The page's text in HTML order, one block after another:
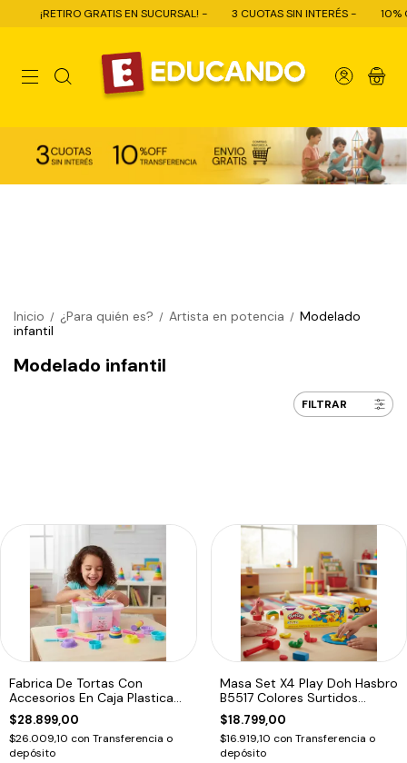
GRATIS EN SUCURSAL! - 3 CUOTAS SIN INTERÉS - 10% OFF CON
0
Inicio / ¿Para quién es? / Artista en potencia / Modelado
infantil
Modelado infantil
FILTRAR
Fabrica De Tortas Con
Accesorios En Caja Plastica
Tiny
$28.899,00
$26.009,10 con Transferencia o
depósito
Masa Set X4 Play Doh Hasbro
B5517 Colores Surtidos
Educando
$18.799,00
$16.919,10 con Transferencia o
depósito